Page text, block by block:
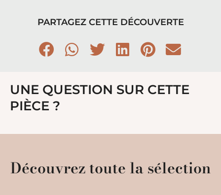
PARTAGEZ CETTE DÉCOUVERTE
UNE QUESTION SUR CETTE
PIÈCE ?
Découvrez toute la sélection